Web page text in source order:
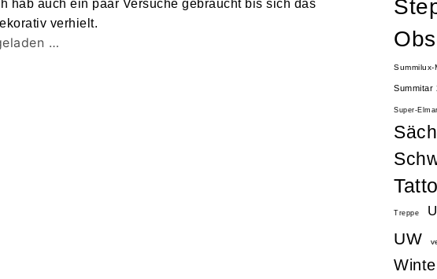
hab auch ein paar Versuche gebraucht bis sich das
verhielt.
…
Summilux-
Summitar
Super-
Treppe
UW